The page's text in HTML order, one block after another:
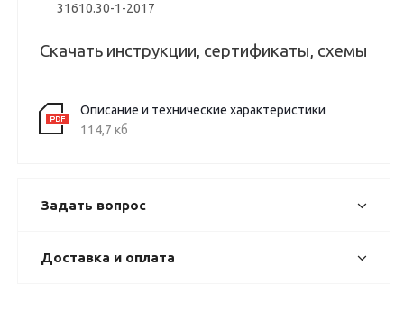
31610.30-1-2017
Скачать инструкции, сертификаты, схемы
Описание и технические характеристики
114,7 кб
Задать вопрос
Доставка и оплата